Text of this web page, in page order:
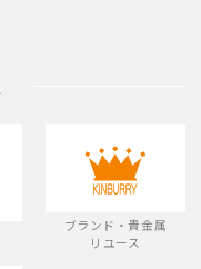
ブランド・貴金属
リユース